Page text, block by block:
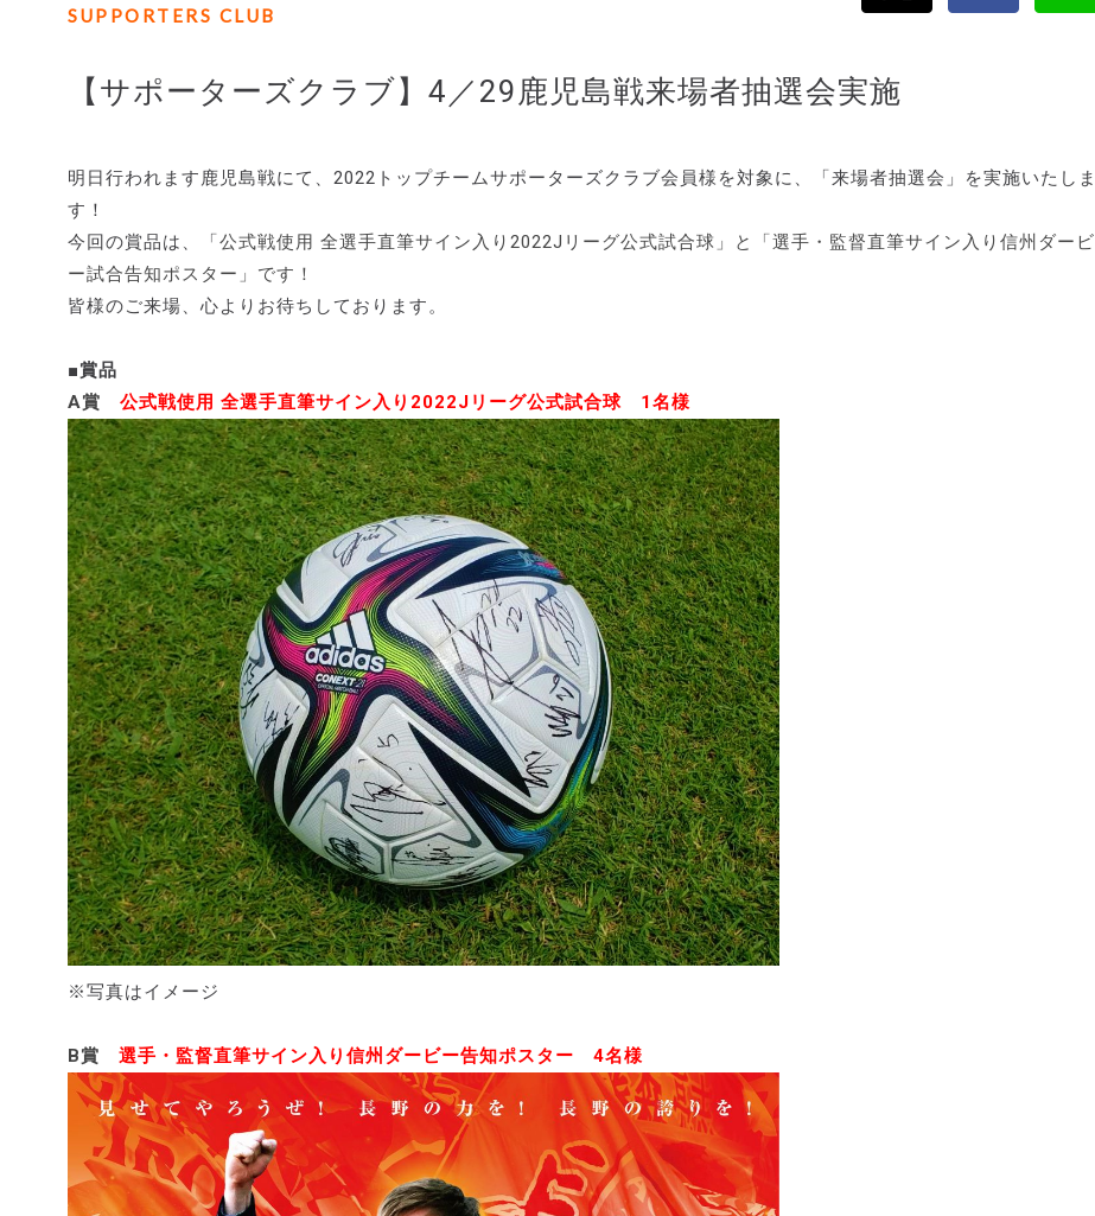
SUPPORTERS CLUB
【サポーターズクラブ】4／29鹿児島戦来場者抽選会実施
明日行われます鹿児島戦にて、2022トップチームサポーターズクラブ会員様を対象に、「来場者抽選会」を実施いたしま
す！
今回の賞品は、「公式戦使用 全選手直筆サイン入り2022Jリーグ公式試合球」と「選手・監督直筆サイン入り信州ダービ
ー試合告知ポスター」です！
皆様のご来場、心よりお待ちしております。
■賞品
A賞 公式戦使用 全選手直筆サイン入り2022Jリーグ公式試合球 1名様
※写真はイメージ
B賞 選手・監督直筆サイン入り信州ダービー告知ポスター 4名様